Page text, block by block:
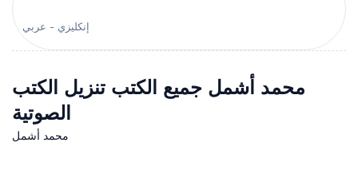
إنكليزي - عربي
محمد أشمل جميع الكتب تنزيل الكتب
الصوتية
محمد أشمل